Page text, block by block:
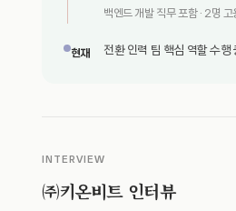
백엔드 개발 직무 포함 · 2명 고
현재 전환 인력 팀 핵심 역할 수행
INTERVIEW
㈜키온비트 인터뷰